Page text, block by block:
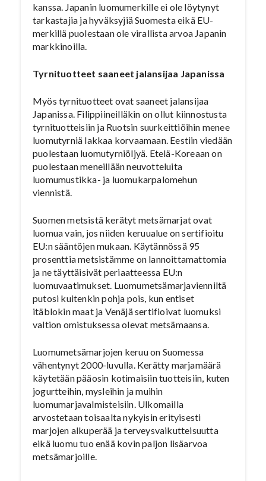
kanssa. Japanin luomumerkille ei ole löytynyt
tarkastajia ja hyväksyjiä Suomesta eikä EU-
merkillä puolestaan ole virallista arvoa Japanin
markkinoilla.
Tyrnituotteet saaneet jalansijaa Japanissa
Myös tyrnituotteet ovat saaneet jalansijaa
Japanissa. Filippiineilläkin on ollut kiinnostusta
tyrnituotteisiin ja Ruotsin suurkeittiöihin menee
luomutyrniä lakkaa korvaamaan. Eestiin viedään
puolestaan luomutyrniöljyä. Etelä-Koreaan on
puolestaan meneillään neuvotteluita
luomumustikka- ja luomukarpalomehun
viennistä.
Suomen metsistä kerätyt metsämarjat ovat
luomua vain, jos niiden keruualue on sertifioitu
EU:n sääntöjen mukaan. Käytännössä 95
prosenttia metsistämme on lannoittamattomia
ja ne täyttäisivät periaatteessa EU:n
luomuvaatimukset. Luomumetsämarjavienniltä
putosi kuitenkin pohja pois, kun entiset
itäblokin maat ja Venäjä sertifioivat luomuksi
valtion omistuksessa olevat metsämaansa.
Luomumetsämarjojen keruu on Suomessa
vähentynyt 2000-luvulla. Kerätty marjamäärä
käytetään pääosin kotimaisiin tuotteisiin, kuten
jogurtteihin, mysleihin ja muihin
luomumarjavalmisteisiin. Ulkomailla
arvostetaan toisaalta nykyisin erityisesti
marjojen alkuperää ja terveysvaikutteisuutta
eikä luomu tuo enää kovin paljon lisäarvoa
metsämarjoille.